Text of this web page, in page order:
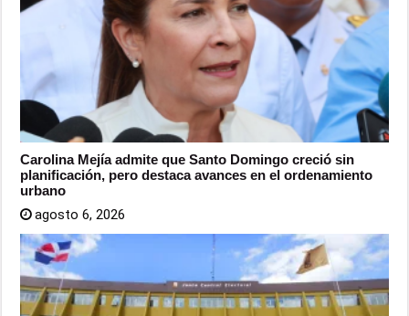
Carolina Mejía admite que Santo Domingo creció sin
planificación, pero destaca avances en el ordenamiento
urbano
agosto 6, 2026